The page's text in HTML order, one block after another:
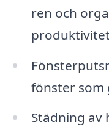
ren och
fönster som
Städning av